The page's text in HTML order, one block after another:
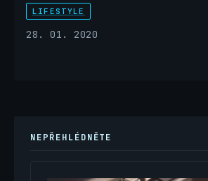
LIFESTYLE
28. 01. 2020
NEPŘEHLÉDNĚTE